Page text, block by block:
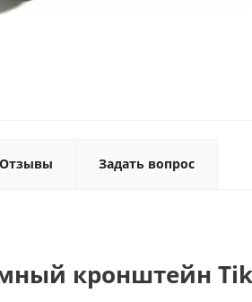
Отзывы Задать вопрос
кронштейн